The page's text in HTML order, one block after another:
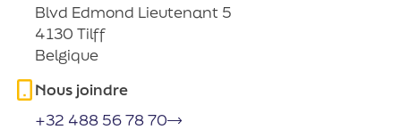
Blvd Edmond Lieutenant 5
4130 Tilff
Belgique
Nous joindre
+32 488 56 78 70